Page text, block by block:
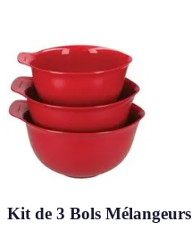
Kit de 3 Bols